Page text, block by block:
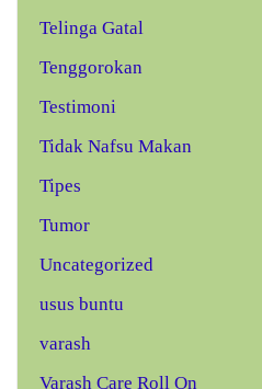
Telinga Gatal
Tenggorokan
Testimoni
Tidak Nafsu Makan
Tipes
Tumor
Uncategorized
usus buntu
varash
Varash Care Roll On